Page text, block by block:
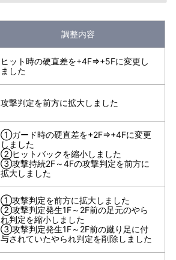
調整内容
ヒット時の硬直差を+4F⇒+5Fに変更し
ました
攻撃判定を前方に拡大しました
①ガード時の硬直差を+2F⇒+4Fに変更
しました
②ヒットバックを縮小しました
③攻撃持続2F～4Fの攻撃判定を前方に
拡大しました
①攻撃判定を前方に拡大しました
②攻撃判定発生1F～2F前の足元のやら
れ判定を縮小しました
③攻撃判定発生1F～2F前の蹴り足に付
与されていたやられ判定を削除しました